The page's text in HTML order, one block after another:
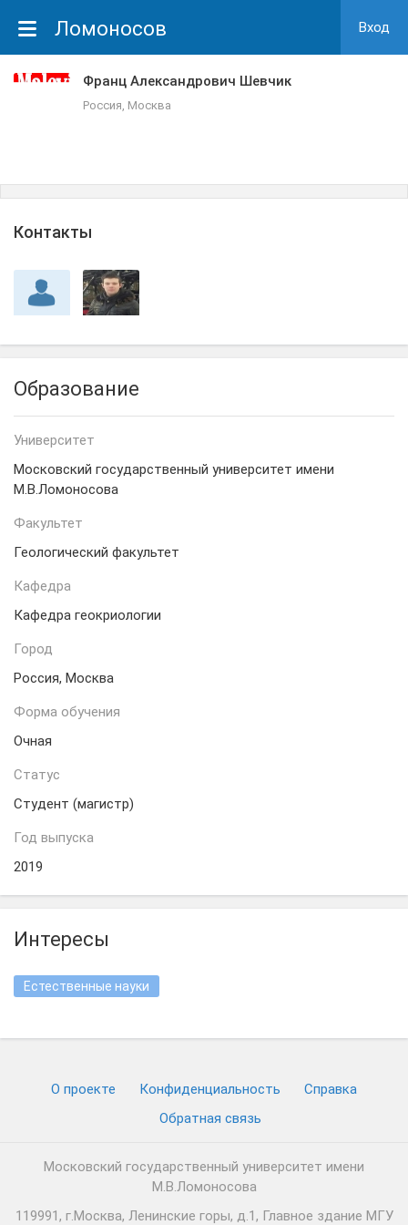
Ломоносов Вход
Франц Александрович Шевчик
Россия, Москва
Контакты
Образование
Университет
Московский государственный университет имени
М.В.Ломоносова
Факультет
Геологический факультет
Кафедра
Кафедра геокриологии
Город
Россия, Москва
Форма обучения
Очная
Статус
Студент (магистр)
Год выпуска
2019
Интересы
Естественные науки
О проекте Конфиденциальность
Cправка
Обратная связь
Московский государственный университет имени
М.В.Ломоносова
119991, г.Москва, Ленинские горы, д.1, Главное здание МГУ